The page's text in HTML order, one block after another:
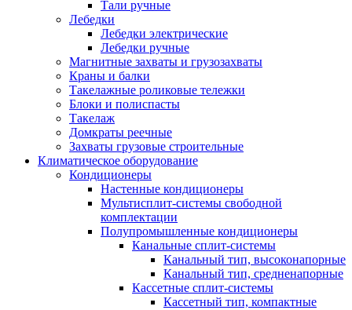
Тали ручные
Лебедки
Лебедки электрические
Лебедки ручные
Магнитные захваты и грузозахваты
Краны и балки
Такелажные роликовые тележки
Блоки и полиспасты
Такелаж
Домкраты реечные
Захваты грузовые строительные
Климатическое оборудование
Кондиционеры
Настенные кондиционеры
Мультисплит-системы свободной
комплектации
Полупромышленные кондиционеры
Канальные сплит-системы
Канальный тип, высоконапорные
Канальный тип, средненапорные
Кассетные сплит-системы
Кассетный тип, компактные